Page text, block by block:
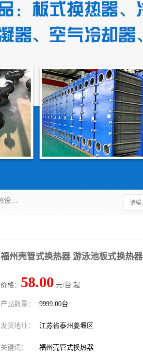
泰州市金锐达换热设备制造有限公司座落于鱼米之乡、祥泰之州一江苏泰州。是一家多年从事换热设备研究、设计、制造、销售、服务于一体的生产企业。
福州壳管式换热器 游泳池板式换热器
价格： 58.00 元/台 起
产品数量： 9999.00台
发货地址： 江苏省泰州姜堰区
关键词： 福州壳管式换热器